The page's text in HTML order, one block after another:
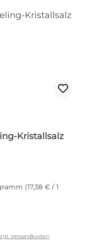
Kristallsalz
(17,38 € / 1
Versandkosten